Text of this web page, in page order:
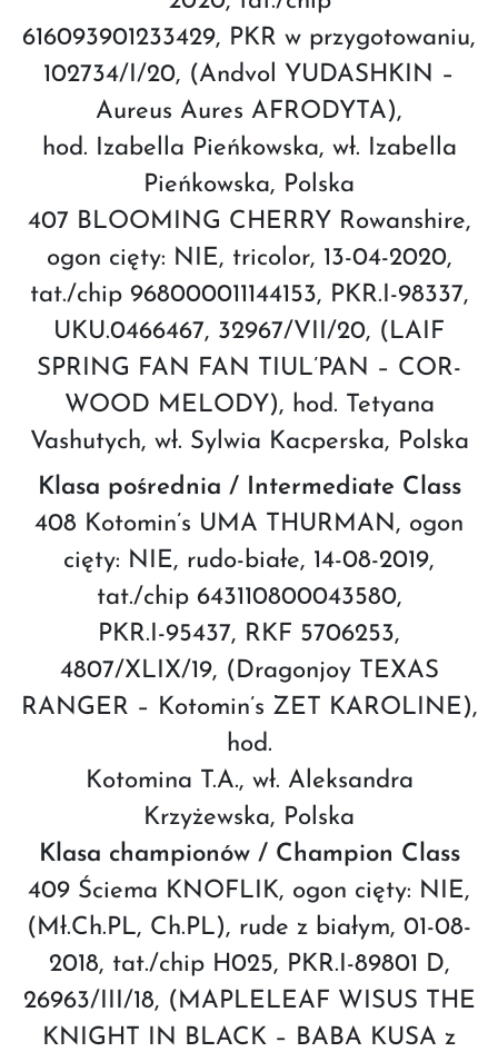
616093901233429, PKR w przygotowaniu,
102734/I/20, (Andvol YUDASHKIN –
Aureus Aures AFRODYTA),
hod. Izabella Pieńkowska, wł. Izabella
Pieńkowska, Polska
407 BLOOMING CHERRY Rowanshire,
ogon cięty: NIE, tricolor, 13-04-2020,
tat./chip 968000011144153, PKR.I-98337,
UKU.0466467, 32967/VII/20, (LAIF
SPRING FAN FAN TIUL’PAN – COR-
WOOD MELODY), hod. Tetyana
Vashutych, wł. Sylwia Kacperska, Polska
Klasa pośrednia / Intermediate Class
408 Kotomin’s UMA THURMAN, ogon
cięty: NIE, rudo-białe, 14-08-2019,
tat./chip 643110800043580,
PKR.I-95437, RKF 5706253,
4807/XLIX/19, (Dragonjoy TEXAS
RANGER – Kotomin’s ZET KAROLINE),
hod.
Kotomina T.A., wł. Aleksandra
Krzyżewska, Polska
Klasa championów / Champion Class
409 Ściema KNOFLIK, ogon cięty: NIE,
(Mł.Ch.PL, Ch.PL), rude z białym, 01-08-
2018, tat./chip H025, PKR.I-89801 D,
26963/III/18, (MAPLELEAF WISUS THE
KNIGHT IN BLACK – BABA KUSA z